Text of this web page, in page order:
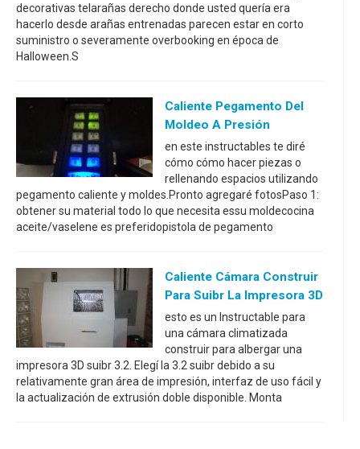
decorativas telarañas derecho donde usted quería era
hacerlo desde arañas entrenadas parecen estar en corto
suministro o severamente overbooking en época de
Halloween.S
Caliente Pegamento Del
Moldeo A Presión
en este instructables te diré
cómo cómo hacer piezas o
rellenando espacios utilizando
pegamento caliente y moldes.Pronto agregaré fotosPaso 1:
obtener su material todo lo que necesita essu moldecocina
aceite/vaselene es preferidopistola de pegamento
Caliente Cámara Construir
Para Suibr La Impresora 3D
esto es un Instructable para
una cámara climatizada
construir para albergar una
impresora 3D suibr 3.2. Elegí la 3.2 suibr debido a su
relativamente gran área de impresión, interfaz de uso fácil y
la actualización de extrusión doble disponible. Monta